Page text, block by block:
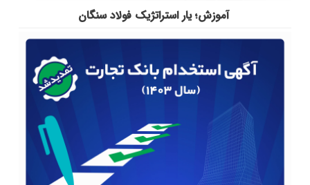
آموزش؛ یار استراتژیک فولاد سنگان